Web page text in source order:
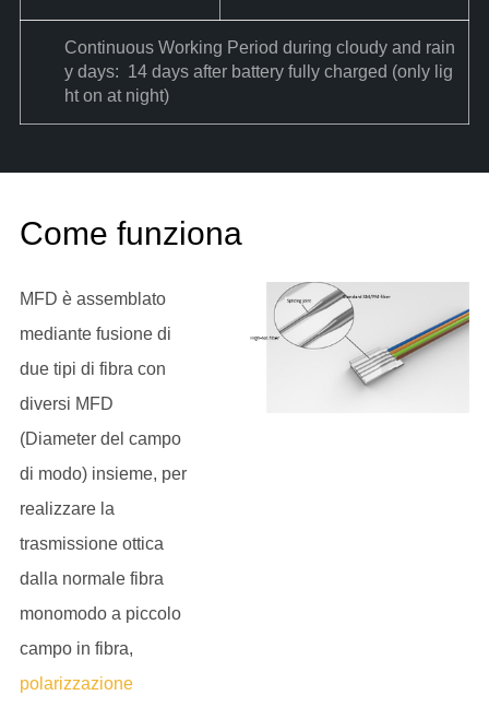
Continuous Working Period during cloudy and rain
y days: 14 days after battery fully charged (only lig
ht on at night)
Come funziona
MFD è assemblato
mediante fusione di
due tipi di fibra con
diversi MFD
(Diameter del campo
di modo) insieme, per
realizzare la
trasmissione ottica
dalla normale fibra
monomodo a piccolo
campo in fibra,
polarizzazione